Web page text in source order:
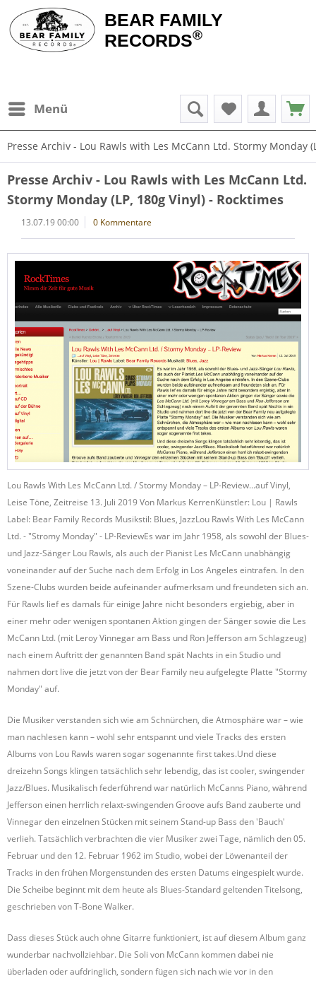
BEAR FAMILY
RECORDS®
Menü
Presse Archiv - Lou Rawls with Les McCann Ltd. Stormy Monday
Presse Archiv - Lou Rawls with Les McCann Ltd.
Stormy Monday (LP, 180g Vinyl) - Rocktimes
13.07.19 00:00 0 Kommentare
Lou Rawls With Les McCann Ltd. / Stormy Monday – LP-Review...auf Vinyl,
Leise Töne, Zeitreise 13. Juli 2019 Von Markus KerrenKünstler: Lou | Rawls
Label: Bear Family Records Musikstil: Blues, JazzLou Rawls With Les McCann
Ltd. - "Stromy Monday" - LP-ReviewEs war im Jahr 1958, als sowohl der Blues-
und Jazz-Sänger Lou Rawls, als auch der Pianist Les McCann unabhängig
voneinander auf der Suche nach dem Erfolg in Los Angeles eintrafen. In den
Szene-Clubs wurden beide aufeinander aufmerksam und freundeten sich an.
Für Rawls lief es damals für einige Jahre nicht besonders ergiebig, aber in
einer mehr oder wenigen spontanen Aktion gingen der Sänger sowie die Les
McCann Ltd. (mit Leroy Vinnegar am Bass und Ron Jefferson am Schlagzeug)
nach einem Auftritt der genannten Band spät Nachts in ein Studio und
nahmen dort live die jetzt von der Bear Family neu aufgelegte Platte "Stormy
Monday" auf.
Die Musiker verstanden sich wie am Schnürchen, die Atmosphäre war – wie
man nachlesen kann – wohl sehr entspannt und viele Tracks des ersten
Albums von Lou Rawls waren sogar sogenannte first takes.Und diese
dreizehn Songs klingen tatsächlich sehr lebendig, das ist cooler, swingender
Jazz/Blues. Musikalisch federführend war natürlich McCanns Piano, während
Jefferson einen herrlich relaxt-swingenden Groove aufs Band zauberte und
Vinnegar den einzelnen Stücken mit seinem Stand-up Bass den 'Bauch'
verlieh. Tatsächlich verbrachten die vier Musiker zwei Tage, nämlich den 05.
Februar und den 12. Februar 1962 im Studio, wobei der Löwenanteil der
Tracks in den frühen Morgenstunden des ersten Datums eingespielt wurde.
Die Scheibe beginnt mit dem heute als Blues-Standard geltenden Titelsong,
geschrieben von T-Bone Walker.
Dass dieses Stück auch ohne Gitarre funktioniert, ist auf diesem Album ganz
wunderbar nachvollziehbar. Die Soli von McCann kommen dabei nie
überladen oder aufdringlich, sondern fügen sich nach wie vor in den